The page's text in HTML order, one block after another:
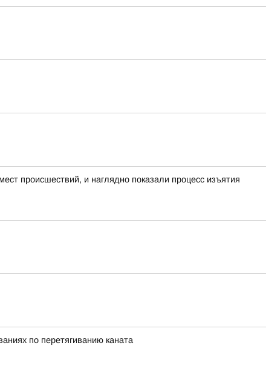
происшествий, и наглядно показали процесс изъятия
по перетягиванию каната